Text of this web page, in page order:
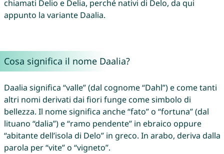
chiamati Delio e Delia, perché nativi di Delo, da qui
appunto la variante Daalia.
Cosa significa il nome Daalia?
Daalia significa “valle” (dal cognome “Dahl”) e come tanti
altri nomi derivati dai fiori funge come simbolo di
bellezza. Il nome significa anche “fato” o “fortuna” (dal
lituano “dalia”) e “ramo pendente” in ebraico oppure
“abitante dell’isola di Delo” in greco. In arabo, deriva dalla
parola per “vite” o “vigneto”.